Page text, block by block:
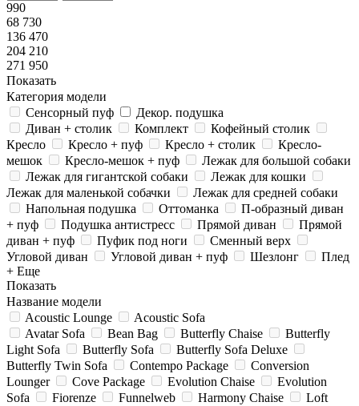
990
68 730
136 470
204 210
271 950
Показать
Категория модели
Сенсорный пуф
Декор. подушка
Диван + столик
Комплект
Кофейный столик
Кресло
Кресло + пуф Кресло + столик
Кресло-
мешок
Кресло-мешок + пуф
Лежак для большой собаки
Лежак для гигантской собаки
Лежак для кошки
Лежак для маленькой собачки
Лежак для средней собаки
Напольная подушка
Оттоманка
П-образный диван
+ пуф
Подушка антистресс Прямой диван
Прямой
диван + пуф
Пуфик под ноги
Сменный верх
Угловой диван
Угловой диван + пуф Шезлонг
Плед
+ Еще
Показать
Название модели
Acoustic Lounge
Acoustic Sofa
Avatar Sofa
Bean Bag Butterfly Chaise
Butterfly
Light Sofa
Butterfly Sofa
Butterfly Sofa Deluxe
Butterfly Twin Sofa
Contempo Package
Conversion
Lounger
Cove Package Evolution Chaise
Evolution
Sofa
Fiorenze Funnelweb Harmony Chaise
Loft